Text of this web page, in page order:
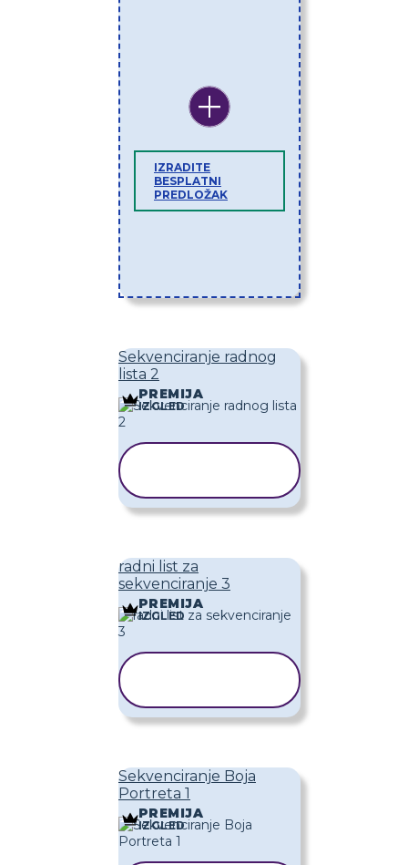
IZRADITE
BESPLATNI
PREDLOŽAK
Sekvenciranje radnog
lista 2
PREMIJA
IZGLED
radni list za
sekvenciranje 3
PREMIJA
IZGLED
Sekvenciranje Boja
Portreta 1
PREMIJA
IZGLED